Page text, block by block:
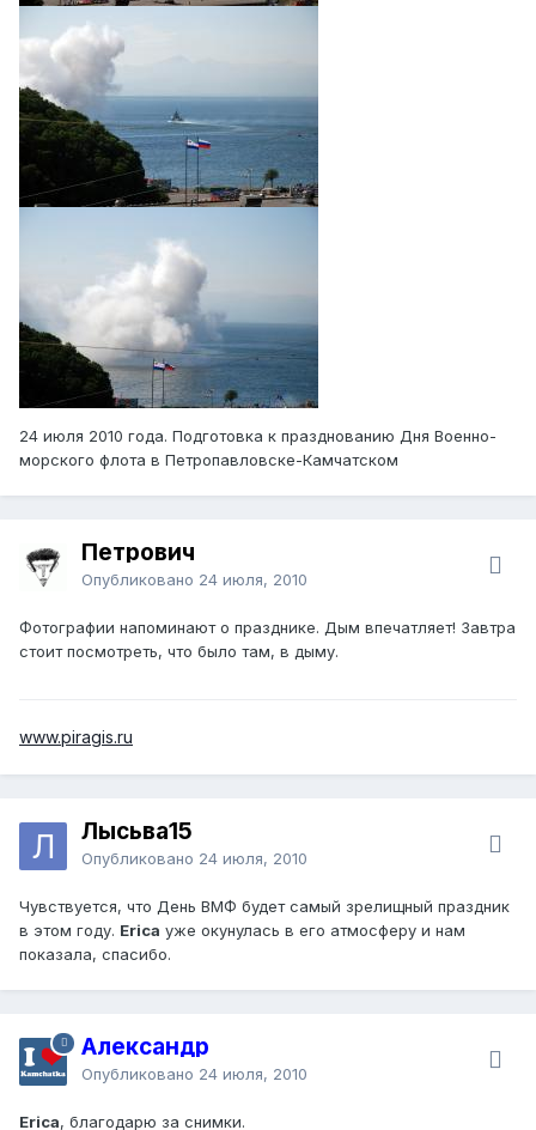
24 июля 2010 года. Подготовка к празднованию Дня Военно-
морского флота в Петропавловске-Камчатском
Петрович
Опубликовано 24 июля, 2010
Фотографии напоминают о празднике. Дым впечатляет! Завтра
стоит посмотреть, что было там, в дыму.
www.piragis.ru
Лысьва15
Опубликовано 24 июля, 2010
Чувствуется, что День ВМФ будет самый зрелищный праздник
в этом году. Erica уже окунулась в его атмосферу и нам
показала, спасибо.
Александр
Опубликовано 24 июля, 2010
Erica, благодарю за снимки.